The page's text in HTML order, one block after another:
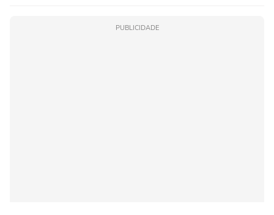
PUBLICIDADE